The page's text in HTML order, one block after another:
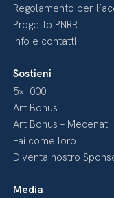
Regolamento per
Progetto PNRR
Info e contatti
Sostieni
5×1000
Art Bonus
Art Bonus – Mecenati
Fai come loro
Diventa nostro
Media